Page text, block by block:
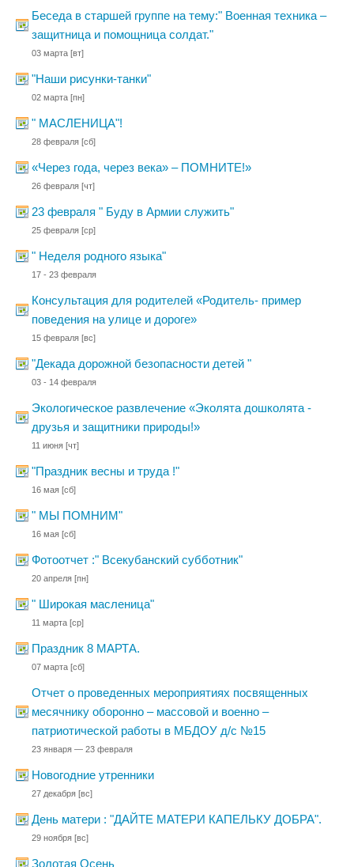
Беседа в старшей группе на тему:" Военная техника –
защитница и помощница солдат."
03 марта [вт]
"Наши рисунки-танки"
02 марта [пн]
" МАСЛЕНИЦА"!
28 февраля [сб]
«Через года, через века» – ПОМНИТЕ!»
26 февраля [чт]
23 февраля " Буду в Армии служить"
25 февраля [ср]
" Неделя родного языка"
17 - 23 февраля
Консультация для родителей «Родитель- пример
поведения на улице и дороге»
15 февраля [вс]
"Декада дорожной безопасности детей "
03 - 14 февраля
Экологическое развлечение «Эколята дошколята -
друзья и защитники природы!»
11 июня [чт]
"Праздник весны и труда !"
16 мая [сб]
" МЫ ПОМНИМ"
16 мая [сб]
Фотоотчет :" Всекубанский субботник"
20 апреля [пн]
" Широкая масленица"
11 марта [ср]
Праздник 8 МАРТА.
07 марта [сб]
Отчет о проведенных мероприятиях посвященных
месячнику оборонно – массовой и военно –
патриотической работы в МБДОУ д/с №15
23 января — 23 февраля
Новогодние утренники
27 декабря [вс]
День матери : "ДАЙТЕ МАТЕРИ КАПЕЛЬКУ ДОБРА".
29 ноября [вс]
Золотая Осень